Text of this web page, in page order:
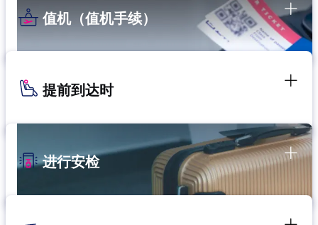
值机（值机手续）
提前到达时
进行安检